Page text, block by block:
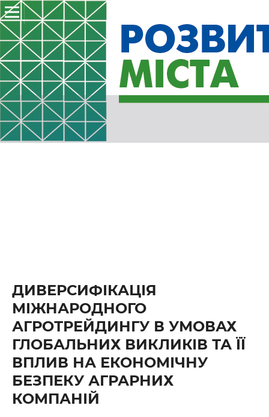
ДИВЕРСИФІКАЦІЯ
МІЖНАРОДНОГО
АГРОТРЕЙДИНГУ В УМОВАХ
ГЛОБАЛЬНИХ ВИКЛИКІВ ТА ЇЇ
ВПЛИВ НА ЕКОНОМІЧНУ
БЕЗПЕКУ АГРАРНИХ
КОМПАНІЙ